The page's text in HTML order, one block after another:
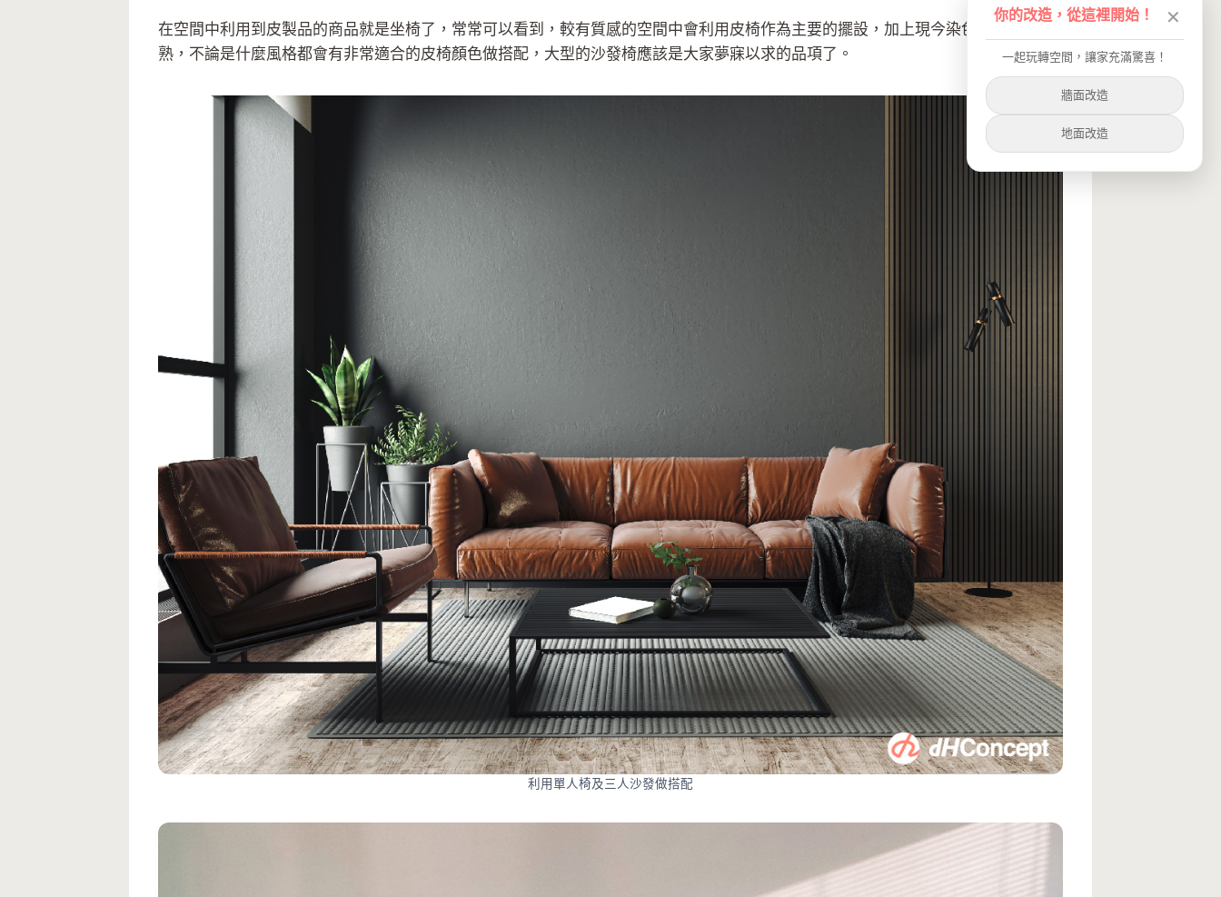
在空間中利用到皮製品的商品就是坐椅了，常常可以看到，較有質感的空間中會利用皮椅作為主要的擺設，加上現今染色技術的成
熟，不論是什麼風格都會有非常適合的皮椅顏色做搭配，大型的沙發椅應該是大家夢寐以求的品項了。
利用單人椅及三人沙發做搭配
你的改造，從這裡開始！ ✕
一起玩轉空間，讓家充滿驚喜！
牆面改造
地面改造